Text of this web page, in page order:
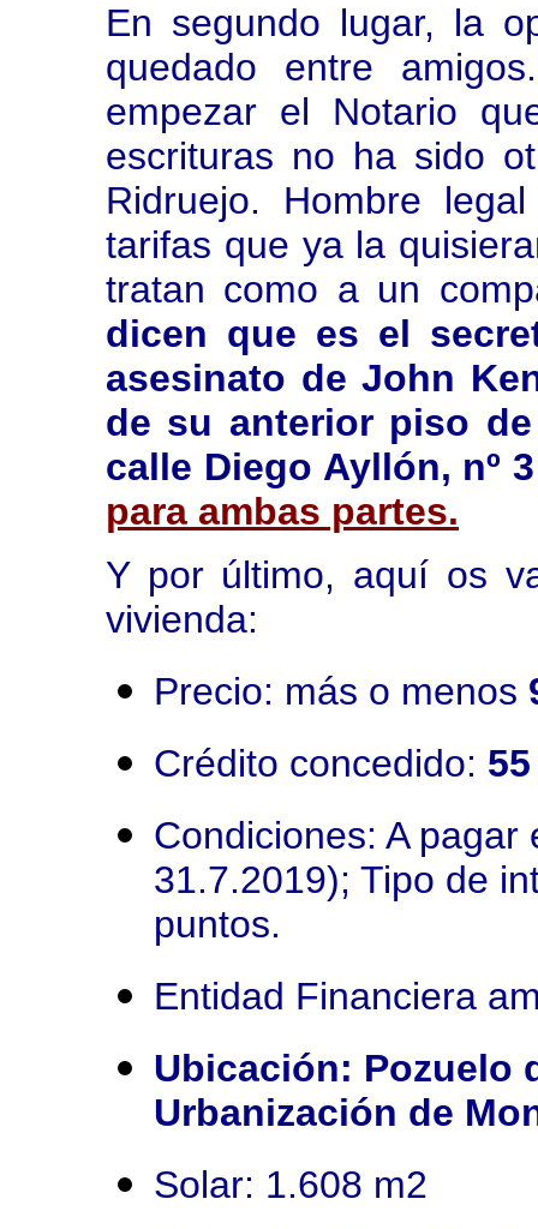
En segundo lugar, la
quedado entre
empezar el Notario
escrituras no ha sido
Ridruejo. Hombre
tarifas que ya la
tratan como a un
dicen que es el
asesinato de John
de su anterior piso
calle Diego Ayllón, nº
para ambas partes.
Y por último, aquí os
vivienda:
Precio: más o menos
Crédito concedido:
Condiciones: A
31.7.2019); Tipo de
puntos.
Entidad Financiera
Ubicación: Pozuelo
Urbanización de
Solar: 1.608 m2